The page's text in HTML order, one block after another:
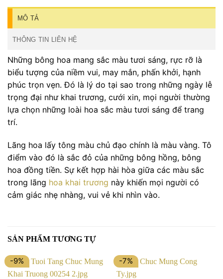
MÔ TẢ
THÔNG TIN LIÊN HỆ
Những bông hoa mang sắc màu tươi sáng, rực rỡ là
biểu tượng của niềm vui, may mắn, phấn khởi, hạnh
phúc trọn vẹn. Đó là lý do tại sao trong những ngày lễ
trọng đại như khai trương, cưới xin, mọi người thường
lựa chọn những loài hoa sắc màu tươi sáng để trang
trí.
Lãng hoa lấy tông màu chủ đạo chính là màu vàng. Tô
điểm vào đó là sắc đỏ của những bông hồng, bông
hoa đồng tiền. Sự kết hợp hài hòa giữa các màu sắc
trong lãng hoa khai trương này khiến mọi người có
cảm giác nhẹ nhàng, vui vẻ khi nhìn vào.
SẢN PHẨM TƯƠNG TỰ
-9% -7%